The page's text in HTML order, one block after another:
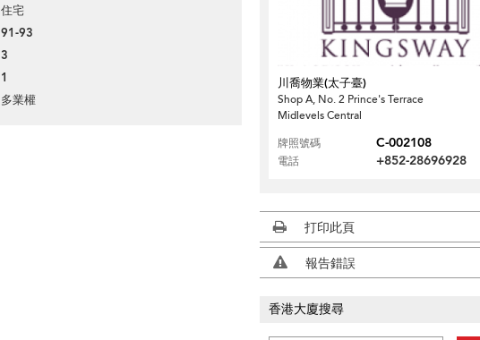
住宅
91-93
3
1
多業權
川喬物業(太子臺)
Shop A, No. 2 Prince's Terrace
Midlevels Central
牌照號碼
C-002108
電話 +852-28696928
打印此頁
報告錯誤
香港大廈搜尋